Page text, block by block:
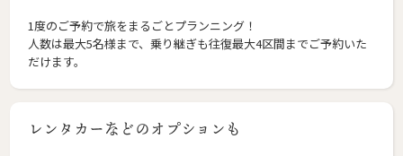
1度のご予約で旅をまるごとプランニング！
人数は最大5名様まで、乗り継ぎも往復最大4区間までご予約いた
だけます。
レンタカーなどのオプションも